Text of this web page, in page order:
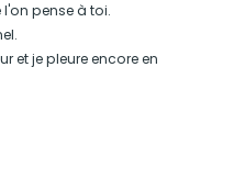
pense à toi.
et je pleure encore en